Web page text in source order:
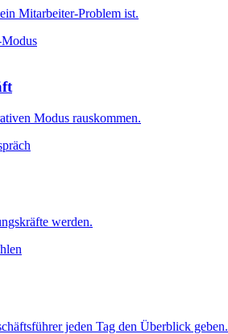
Mitarbeiter-Problem ist.
Modus rauskommen.
werden.
jeden Tag den Überblick geben.